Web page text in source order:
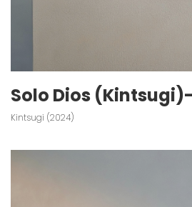
Solo Dios
Kintsugi (2024)